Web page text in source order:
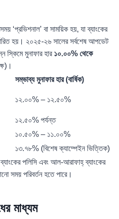
‘প্রভিশনাল’ বা সাময়িক হয়, যা ব্যাংকের
হয়। ২০২৫-২৬ সালের সর্বশেষ আপডেট
স্কিমে মুনাফার হার ১০.০০% থেকে
সম্ভাব্য মুনাফার হার (বার্ষিক)
১২.০০% – ১২.৫০%
১২.৫০% পর্যন্ত
১০.৫০% – ১১.০০%
১৩.৭৮% (বিশেষ ক্যাম্পেইন ভিত্তিক)
ব্যাংকের পলিসি এবং আল-আরাফাহ্ ব্যাংকের
সময় পরিবর্তন হতে পারে।
মাধ্যম